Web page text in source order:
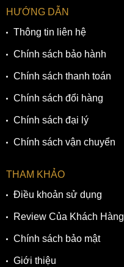
HƯỚNG DẪN
Thông tin liên hệ
Chính sách bảo hành
Chính sách thanh toán
Chính sách đổi hàng
Chính sách đại lý
Chính sách vận chuyển
THAM KHẢO
Điều khoản sử dụng
Review Của Khách Hàng
Chính sách bảo mật
Giới thiệu